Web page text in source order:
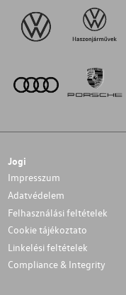
Jogi
Impresszum
Adatvédelem
Felhasználási feltételek
Cookie tájékoztato
Linkelési feltételek
Compliance & Integrity